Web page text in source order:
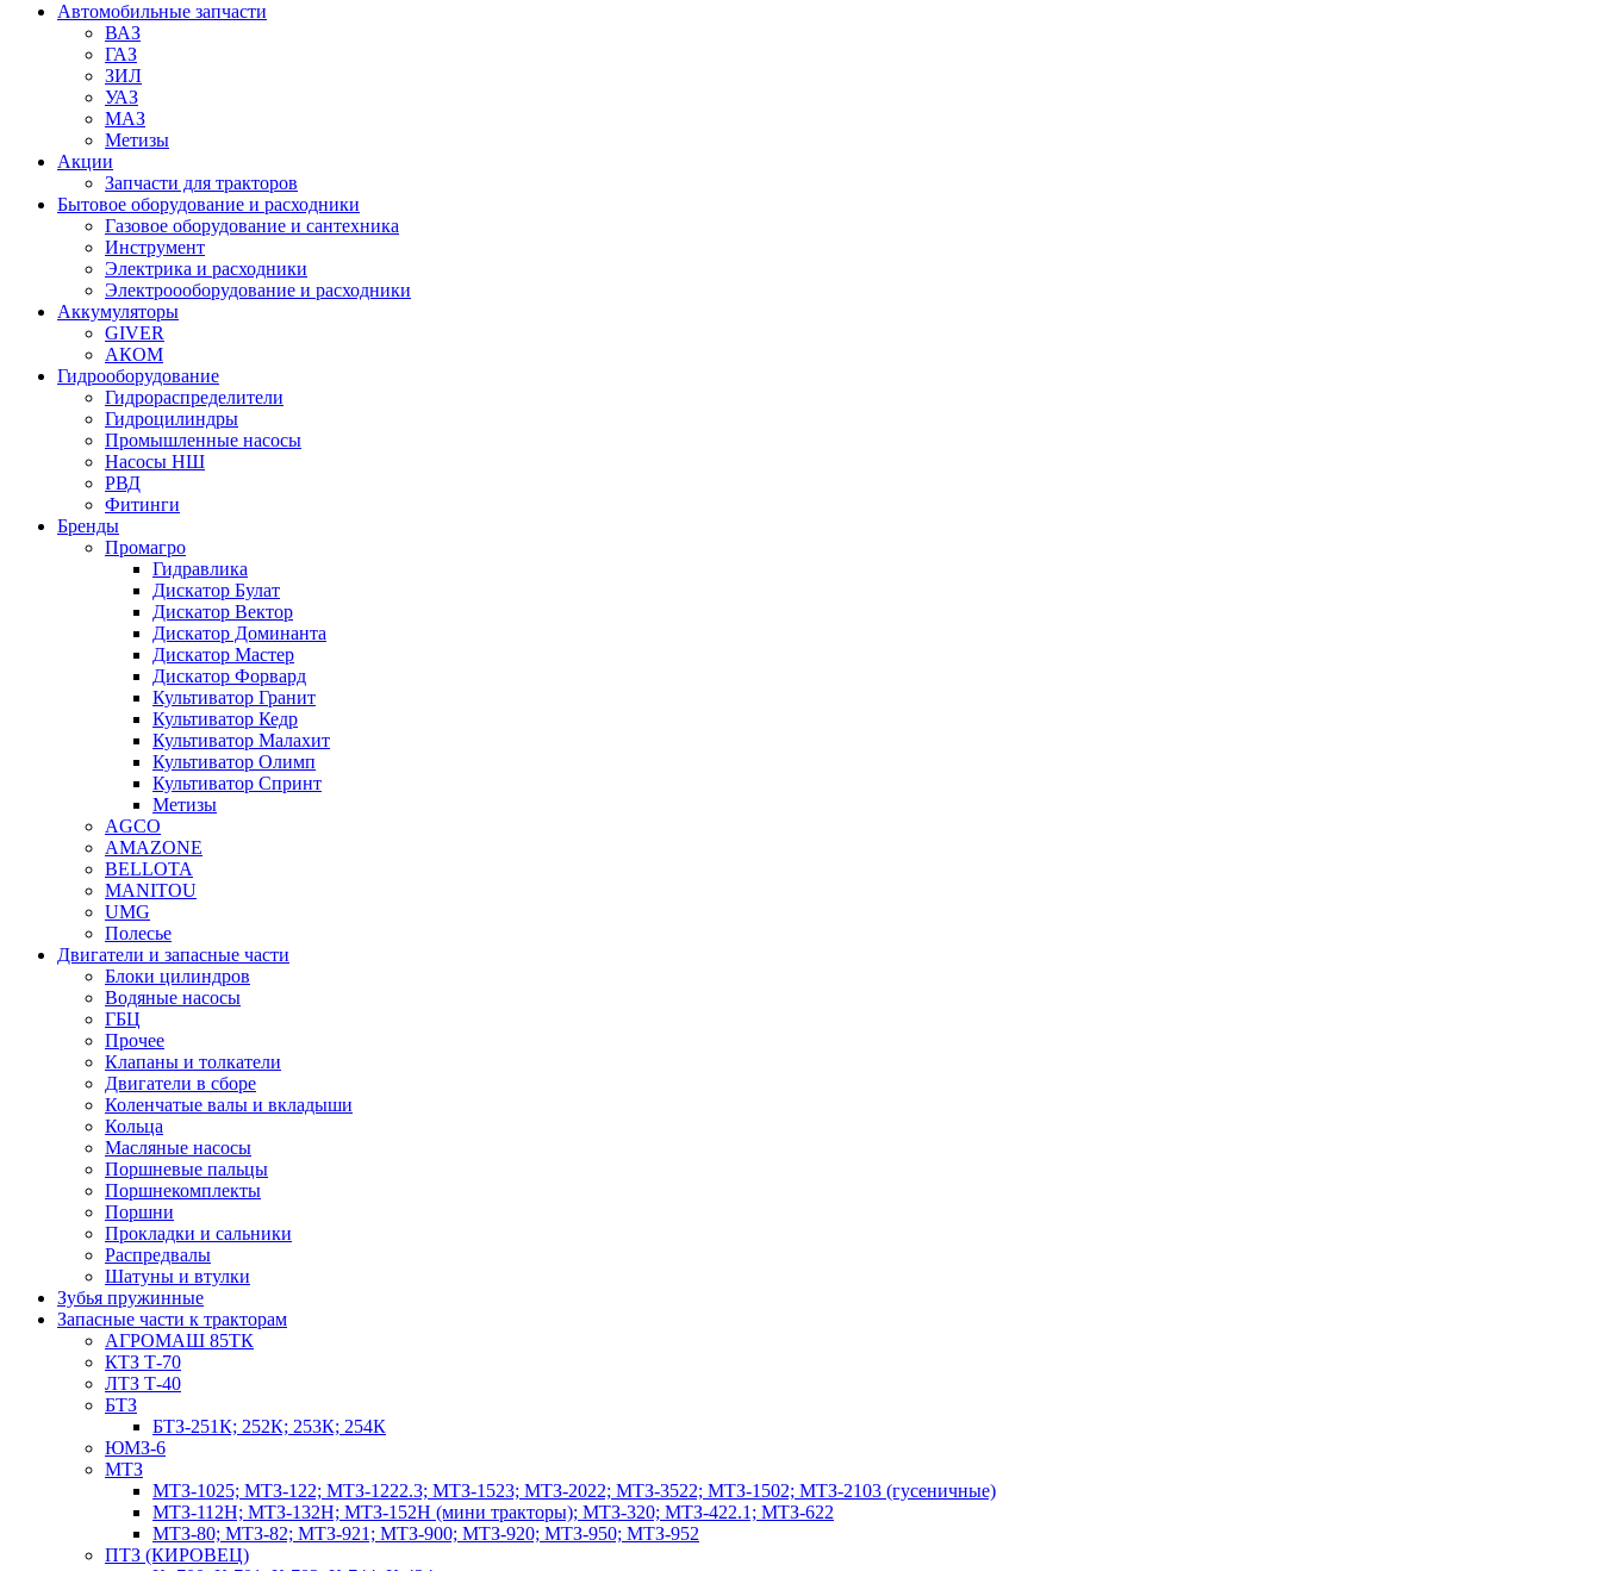
Автомобильные запчасти
ВАЗ
ГАЗ
ЗИЛ
УАЗ
МАЗ
Метизы
Акции
Запчасти для тракторов
Бытовое оборудование и расходники
Газовое оборудование и сантехника
Инструмент
Электрика и расходники
Электроооборудование и расходники
Аккумуляторы
GIVER
АКОМ
Гидрооборудование
Гидрораспределители
Гидроцилиндры
Промышленные насосы
Насосы НШ
РВД
Фитинги
Бренды
Промагро
Гидравлика
Дискатор Булат
Дискатор Вектор
Дискатор Доминанта
Дискатор Мастер
Дискатор Форвард
Культиватор Гранит
Культиватор Кедр
Культиватор Малахит
Культиватор Олимп
Культиватор Спринт
Метизы
AGCO
AMAZONE
BELLOTA
MANITOU
UMG
Полесье
Двигатели и запасные части
Блоки цилиндров
Водяные насосы
ГБЦ
Прочее
Клапаны и толкатели
Двигатели в сборе
Коленчатые валы и вкладыши
Кольца
Масляные насосы
Поршневые пальцы
Поршнекомплекты
Поршни
Прокладки и сальники
Распредвалы
Шатуны и втулки
Зубья пружинные
Запасные части к тракторам
АГРОМАШ 85ТК
КТЗ Т-70
ЛТЗ Т-40
БТЗ
БТЗ-251К; 252К; 253К; 254К
ЮМЗ-6
МТЗ
МТЗ-1025; МТЗ-122; МТЗ-1222.3; МТЗ-1523; МТЗ-2022; МТЗ-3522; МТЗ-1502; МТЗ-2103 (гусеничные)
МТЗ-112Н; МТЗ-132Н; МТЗ-152Н (мини тракторы); МТЗ-320; МТЗ-422.1; МТЗ-622
МТЗ-80; МТЗ-82; МТЗ-921; МТЗ-900; МТЗ-920; МТЗ-950; МТЗ-952
ПТЗ (КИРОВЕЦ)